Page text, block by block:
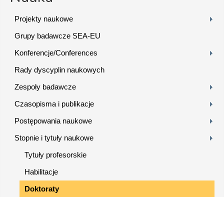
Projekty naukowe
Grupy badawcze SEA-EU
Konferencje/Conferences
Rady dyscyplin naukowych
Zespoły badawcze
Czasopisma i publikacje
Postępowania naukowe
Stopnie i tytuły naukowe
Tytuły profesorskie
Habilitacje
Doktoraty